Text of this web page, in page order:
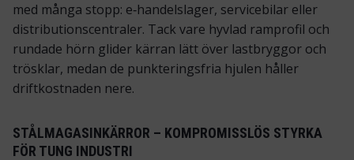
med många stopp: e‑handelslager, servicebilar eller
distributionscentraler. Tack vare hyvlad ramprofil och
rundade hörn glider kärran lätt över lastbryggor och
trösklar, medan de punkteringsfria hjulen håller
driftkostnaden nere.
STÅLMAGASINKÄRROR – KOMPROMISSLÖS STYRKA
FÖR TUNG INDUSTRI